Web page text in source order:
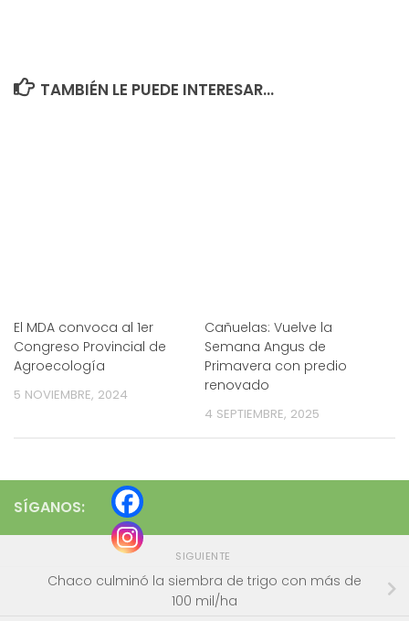
TAMBIÉN LE PUEDE INTERESAR...
El MDA convoca al 1er
Congreso Provincial de
Agroecología
5 NOVIEMBRE, 2024
Cañuelas: Vuelve la
Semana Angus de
Primavera con predio
renovado
4 SEPTIEMBRE, 2025
SÍGANOS:
SIGUIENTE
Chaco culminó la siembra de trigo con más de
100 mil/ha